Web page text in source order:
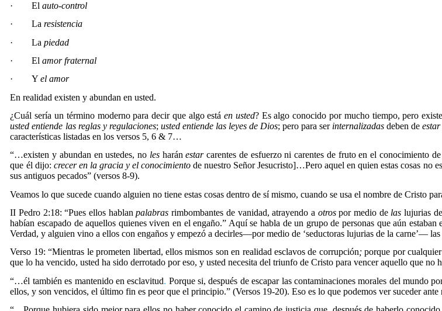
·
Elauto-control
·
Laresistencia
·
Lapiedad
·
Elamor fraternal
·
Yel amor
En realidad existen y abundan en usted.
¿Cuál sería un término moderno para decir que algo estáen usted? Es algo conocido por mucho tiempo, pero
usted entiende las reglas y regulaciones; usted entiende las leyes de Dios; pero para ser internalizadasdeben de
características listadas en los versos 5, 6 & 7…
“…existen y abundan en ustedes, no les haránestarcarentes de esfuerzo ni carentes de fruto en el conocimiento
que él dijo: crecer en la gracia y el conocimientode nuestro Señor Jesucristo]…Pero aquel en quien estas cosas no
sus antiguos pecados” (versos 8-9).
Veamos lo que sucede cuando alguien no tiene estas cosas dentro de sí mismo, cuando se usa el nombre de Cristo
II Pedro 2:18: “Pues ellos hablanpalabras rimbombantes de vanidad, atrayendo a otrospor medio de las lujurias de
habían escapado de aquellos quienes viven en el engaño.” Aquí se habla de un grupo de personas que aún
Verdad, y alguien vino a ellos con engaños y empezó a decirles—por medio de ‘seductoras lujurias de la carne’— las
Verso 19: “Mientras le prometen libertad, ellos mismos son en realidad esclavos de corrupción;porque por cualquier
que lo ha vencido, usted ha sido derrotado por eso, y usted necesita del triunfo de Cristo para vencer aquello que no
“…él también es mantenido en esclavitud. Porque si, después de escapar las contaminaciones morales del mundo
ellos, y son vencidos, el último fin es peor que el principio.” (Versos 19-20). Eso es lo que podemos ver suceder ante